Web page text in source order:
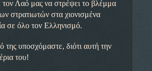
τον Λαό μας να στρέψει το βλέμμα
στρατιωτών στα χιονισμένα
σε όλο τον Ελληνισμό.
της υποσχόμαστε, διότι αυτή την
του!